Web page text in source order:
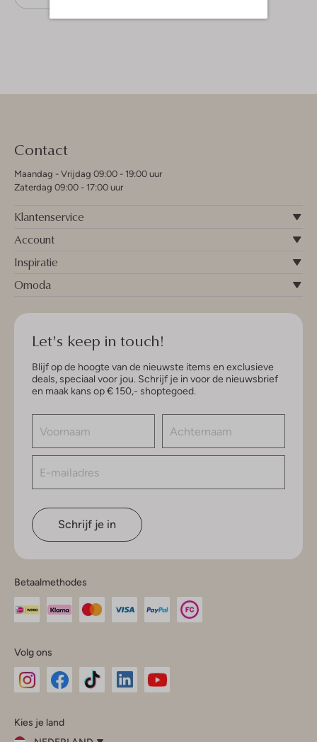
Contact
Maandag - Vrijdag 09:00 - 19:00 uur
Zaterdag 09:00 - 17:00 uur
Klantenservice
Account
Inspiratie
Omoda
Let's keep in touch!
Blijf op de hoogte van de nieuwste items en exclusieve
deals, speciaal voor jou. Schrijf je in voor de nieuwsbrief
en maak kans op € 150,- shoptegoed.
Schrijf je in
Betaalmethodes
Volg ons
InstagramFacebook
Kies je land